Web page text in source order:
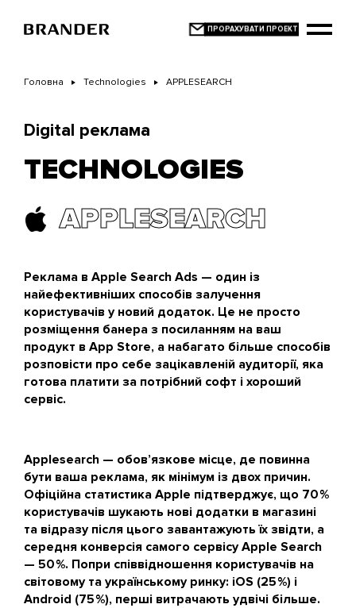
основного
Головна Technologies APPLESEARCH
Digital реклама
TECHNOLOGIES
APPLESEARCH
Реклама в Apple Search Ads — один із
найефективніших способів залучення
користувачів у новий додаток. Це не просто
розміщення банера з посиланням на ваш
продукт в App Store, а набагато більше способів
розповісти про себе зацікавленій аудиторії, яка
готова платити за потрібний софт і хороший
сервіс.
Applesearch — обов’язкове місце, де повинна
бути ваша реклама, як мінімум із двох причин.
Офіційна статистика Apple підтверджує, що 70 %
користувачів шукають нові додатки в магазині
та відразу після цього завантажують їх звідти, а
середня конверсія самого сервісу Apple Search
— 50 %. Попри співвідношення користувачів на
світовому та українському ринку: iOS (25 %) і
Android (75 %), перші витрачають удвічі більше.